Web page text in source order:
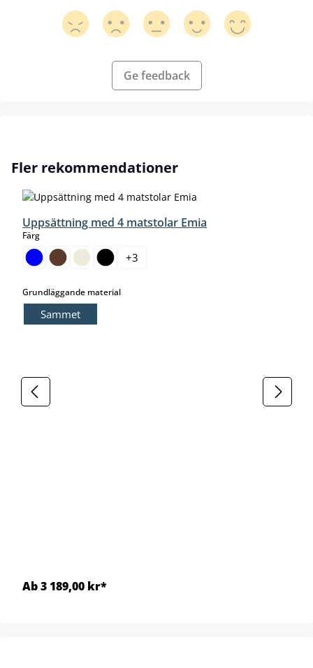
Ge feedback
Hoppa över produktgalleri
Fler rekommendationer
Uppsättning med 4 matstolar Emia
Färgselect
+3
Grundläggande materialselect
Sammet
Ab 3 189,00 kr*